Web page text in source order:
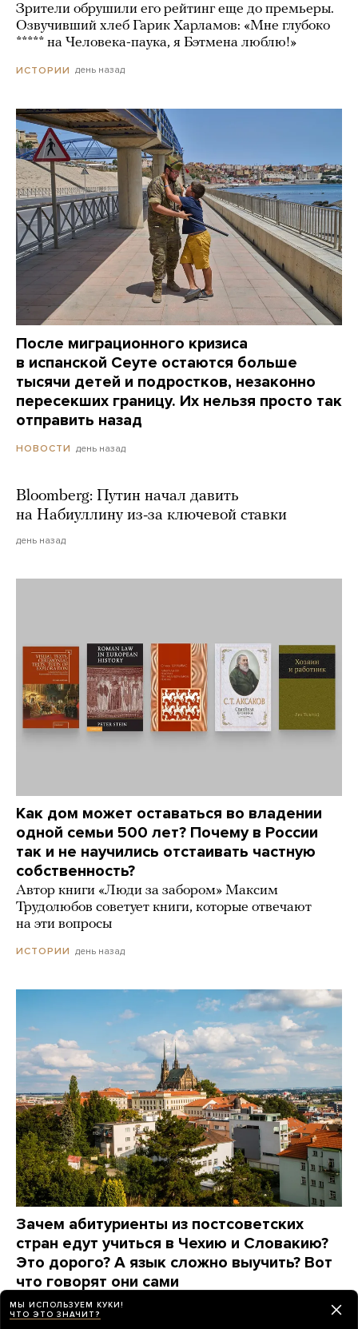
Зрители обрушили его рейтинг еще до премьеры.
Озвучивший хлеб Гарик Харламов: «Мне глубоко
***** на Человека-паука, я Бэтмена люблю!»
ИСТОРИИ день назад
После миграционного кризиса
в испанской Сеуте остаются больше
тысячи детей и подростков, незаконно
пересекших границу. Их нельзя просто так
отправить назад
НОВОСТИ день назад
Bloomberg: Путин начал давить
на Набиуллину из-за ключевой ставки
день назад
Как дом может оставаться во владении
одной семьи 500 лет? Почему в России
так и не научились отстаивать частную
собственность?
Автор книги «Люди за забором» Максим
Трудолюбов советует книги, которые отвечают
на эти вопросы
ИСТОРИИ день назад
Зачем абитуриенты из постсоветских
стран едут учиться в Чехию и Словакию?
Это дорого? А язык сложно выучить? Вот
что говорят они сами
ПАРТНЕРСКИЙ МАТЕРИАЛ
МЫ ИСПОЛЬЗУЕМ КУКИ!
ЧТО ЭТО ЗНАЧИТ?